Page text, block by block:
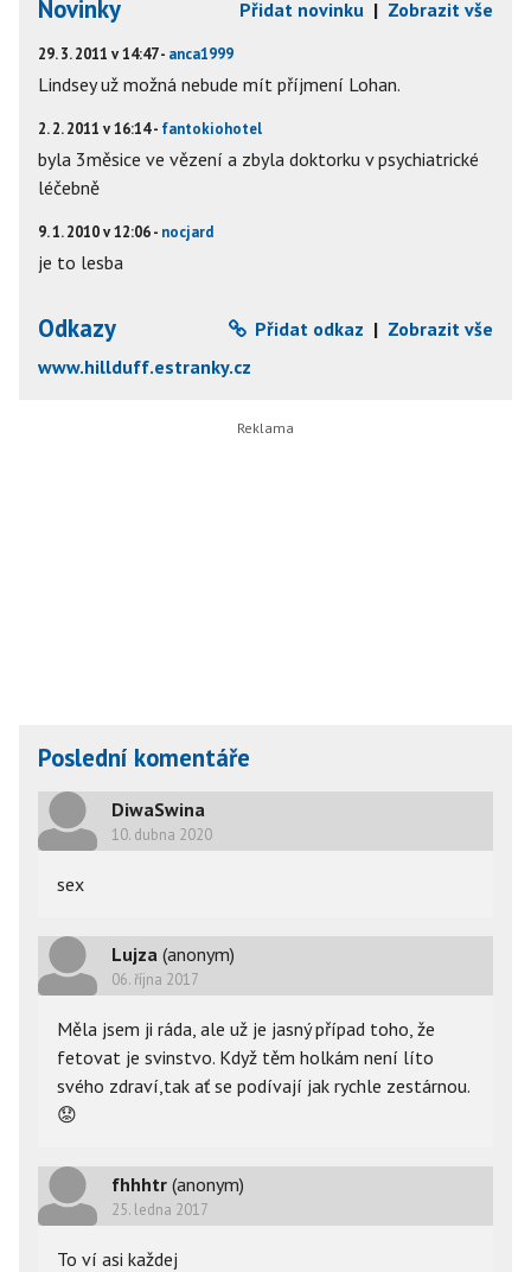
Novinky Přidat novinku | Zobrazit vše
29. 3. 2011 v 14:47 - anca1999
Lindsey už možná nebude mít příjmení Lohan.
2. 2. 2011 v 16:14 - fantokiohotel
byla 3měsice ve vězení a zbyla doktorku v psychiatrické
léčebně
9. 1. 2010 v 12:06 - nocjard
je to lesba
Odkazy Přidat odkaz | Zobrazit vše
www.hillduff.estranky.cz
Poslední komentáře
DiwaSwina
10. dubna 2020
sex
Lujza (anonym)
06. října 2017
Měla jsem ji ráda, ale už je jasný případ toho, že
fetovat je svinstvo. Když těm holkám není líto
svého zdraví,tak ať se podívají jak rychle zestárnou.
😟
fhhhtr (anonym)
25. ledna 2017
To ví asi každej